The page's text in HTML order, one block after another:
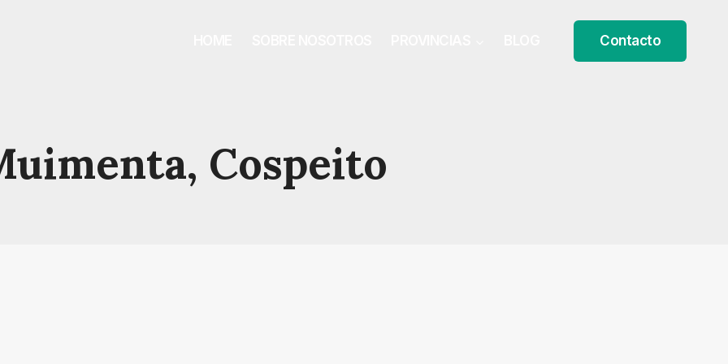
Contacto
Cospeito